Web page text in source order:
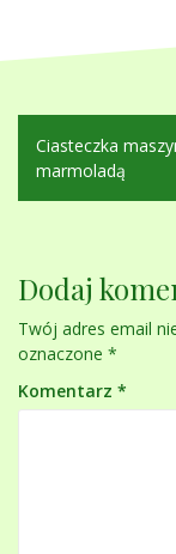
wpisu
Ciasteczka
marmoladą
Dodaj
Twój adres email
oznaczone *
Komentarz *